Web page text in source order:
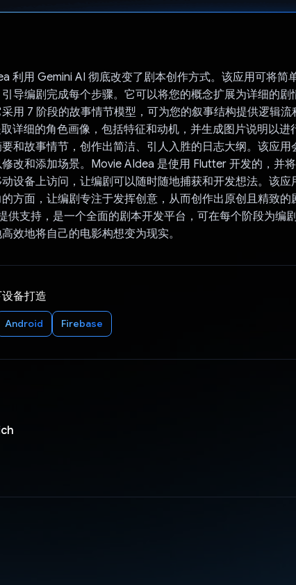
利用 Gemini AI 彻底改变了剧本创作方式。该应用可将简
导编剧完成每个步骤。它可以将您的概念扩展为详细的剧
用 7 阶段的故事情节模型，可为您的叙事结构提供逻辑
详细的角色画像，包括特征和动机，并生成图片说明以进
和故事情节，创作出简洁、引人入胜的日志大纲。该应用
修改和添加场景。Movie AIdea 是使用 Flutter 开发的，并
设备上访问，让编剧可以随时随地捕获和开发想法。该应
方面，让编剧专注于发挥创意，从而创作出原创且精致
供支持，是一个全面的剧本开发平台，可在每个阶段为编
效地将自己的电影构想变为现实。
备打造
Android Firebase